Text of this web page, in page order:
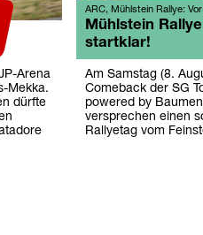
Arena
Mekka.
dürfte
ARC, Mühlstein Rallye:
Mühlstein
startklar!
Am Samstag (8.
Comeback der SG
powered by
versprechen einen
Rallyetag vom